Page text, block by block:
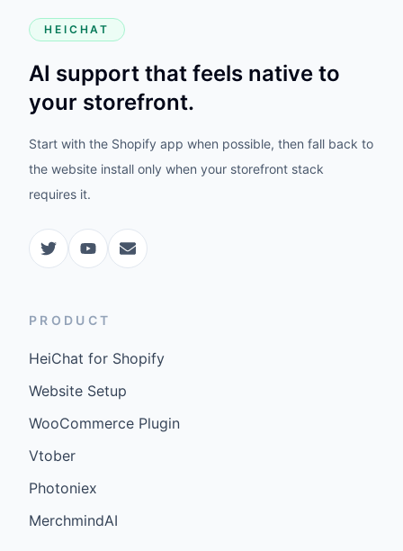
HEICHAT
AI support that feels native to
your storefront.
Start with the Shopify app when possible, then fall back to
the website install only when your storefront stack
requires it.
PRODUCT
HeiChat for Shopify
Website Setup
WooCommerce Plugin
Vtober
Photoniex
MerchmindAI